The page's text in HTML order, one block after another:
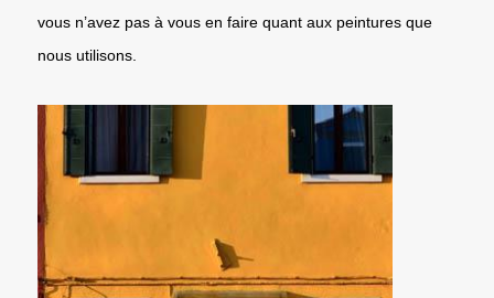
vous n’avez pas à vous en faire quant aux peintures que
nous utilisons.